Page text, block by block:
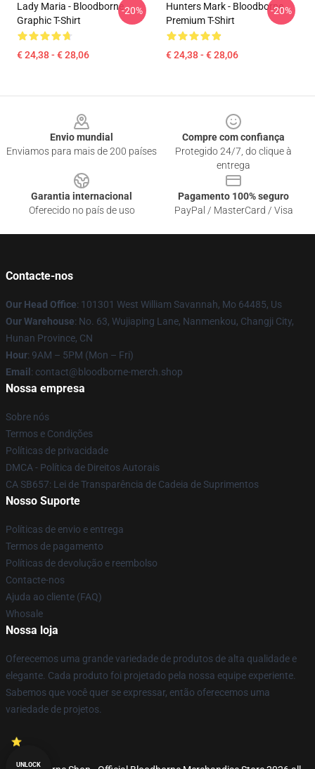
Lady Maria - Bloodborne
Graphic T-Shirt
€ 24,38 - € 28,06
-20%
Hunters Mark - Bloodborne
Premium T-Shirt
€ 24,38 - € 28,06
-20%
Envio mundial
Enviamos para mais de 200 países
Compre com confiança
Protegido 24/7, do clique à
entrega
Garantia internacional
Oferecido no país de uso
Pagamento 100% seguro
PayPal / MasterCard / Visa
Contacte-nos
Our Head Office: 101301 West William Savannah, Mo 64485, Us
Our Warehouse: No. 63, Wujiaping Lane, Nanmenkou, Changji City,
Hunan Province, CN
Hour: 9AM – 5PM (Mon – Fri)
Email : contact@bloodborne-merch.shop
Nossa empresa
Sobre nós
Termos e Condições
Políticas de privacidade
DMCA - Política de Direitos Autorais
CA SB657: Lei de Transparência de Cadeia de Suprimentos
Nosso Suporte
Políticas de envio e entrega
Termos de pagamento
Políticas de devolução e reembolso
Contacte-nos
Ajuda ao cliente (FAQ)
Whosale
Nossa loja
Oferecemos uma grande variedade de produtos de alta qualidade e
elegante. Cada produto foi projetado pela nossa equipe experiente.
Sabemos que você quer se expressar, então oferecemos uma
variedade de projetos.
UNLOCK